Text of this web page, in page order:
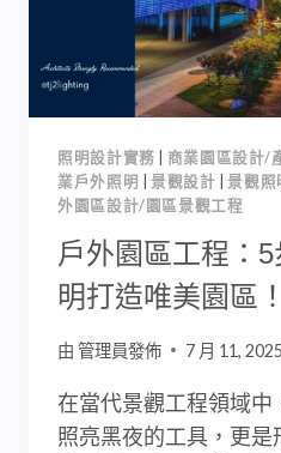
外
燈
具
推
2026
景
設
計
全
析
照明設計實務 商業園區設計/
業戶外照明 |景觀設計 |景觀照
外園區設計/園區景觀工程
戶外園區工程：
明打造唯美園區
由 管理員發佈 7 月 11, 2025
在當代景觀工程領域中
照亮黑夜的工具，更